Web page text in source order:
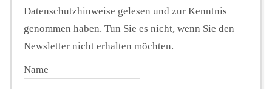
Datenschutzhinweise gelesen und zur Kenntnis
genommen haben. Tun Sie es nicht, wenn Sie den
Newsletter nicht erhalten möchten.
Name